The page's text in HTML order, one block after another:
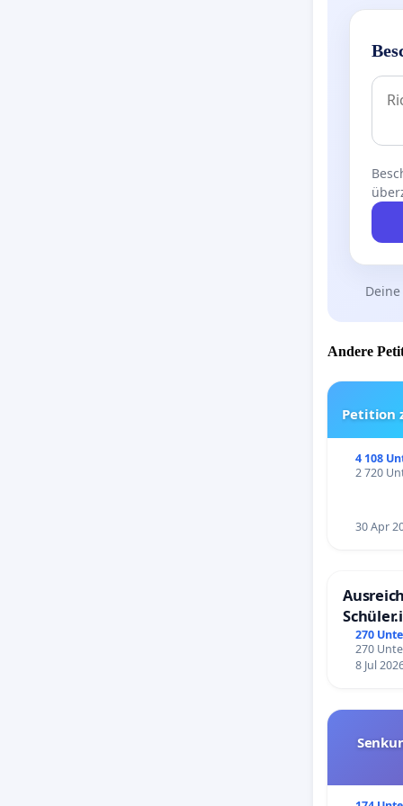
Andere
Petition
4 108
2 720
30 Apr
270
270
8 Jul